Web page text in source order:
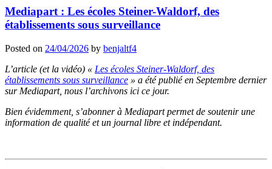
Mediapart : Les écoles Steiner-Waldorf, des
établissements sous surveillance
Posted on 24/04/2026 by benjaltf4
L’article (et la vidéo) « Les écoles Steiner-Waldorf, des
établissements sous surveillance » a été publié en Septembre dernier
sur Mediapart, nous l’archivons ici ce jour.
Bien évidemment, s’abonner à Mediapart permet de soutenir une
information de qualité et un journal libre et indépendant.